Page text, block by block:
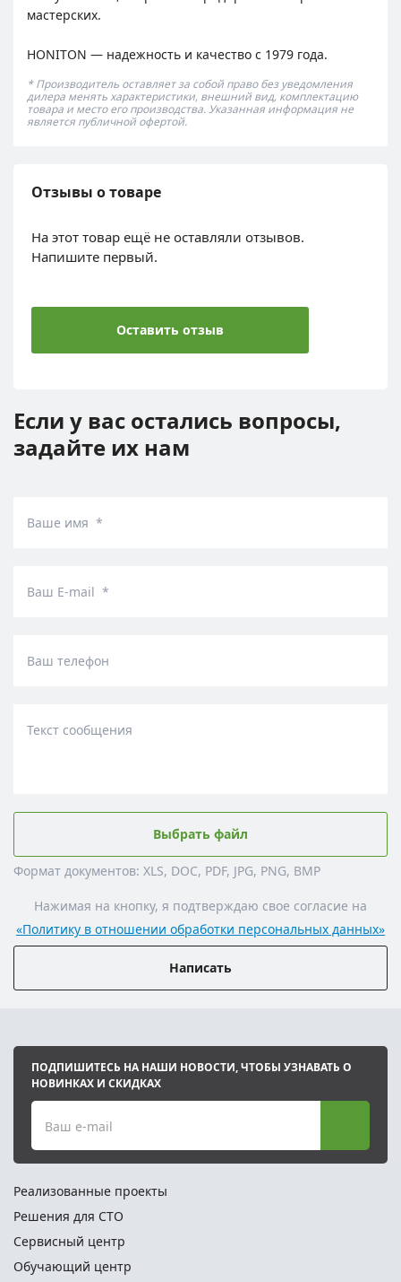
мастерских.
HONITON — надежность и качество с 1979 года.
* Производитель оставляет за собой право без уведомления
дилера менять характеристики, внешний вид, комплектацию
товара и место его производства. Указанная информация не
является публичной офертой.
Отзывы о товаре
На этот товар ещё не оставляли отзывов.
Напишите первый.
Оставить отзыв
Если у вас остались вопросы,
задайте их нам
Ваше имя *
Ваш E-mail *
Ваш телефон
Текст сообщения
Выбрать файл
Формат документов: XLS, DOC, PDF, JPG, PNG, BMP
Нажимая на кнопку, я подтверждаю свое согласие на
«Политику в отношении обработки персональных данных»
Написать
ПОДПИШИТЕСЬ НА НАШИ НОВОСТИ, ЧТОБЫ УЗНАВАТЬ О
НОВИНКАХ И СКИДКАХ
Ваш e-mail
Реализованные проекты
Решения для СТО
Сервисный центр
Обучающий центр